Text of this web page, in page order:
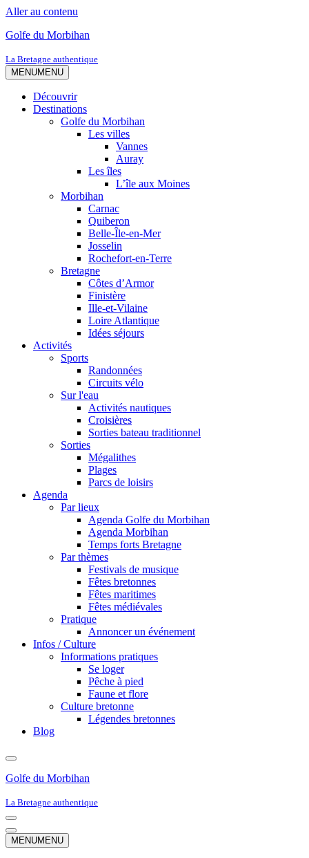
Aller au contenu
Golfe du Morbihan
La Bretagne authentique
MENUMENU
Découvrir
Destinations
Golfe du Morbihan
Les villes
Vannes
Auray
Les îles
L’île aux Moines
Morbihan
Carnac
Quiberon
Belle-Île-en-Mer
Josselin
Rochefort-en-Terre
Bretagne
Côtes d’Armor
Finistère
Ille-et-Vilaine
Loire Atlantique
Idées séjours
Activités
Sports
Randonnées
Circuits vélo
Sur l'eau
Activités nautiques
Croisières
Sorties bateau traditionnel
Sorties
Mégalithes
Plages
Parcs de loisirs
Agenda
Par lieux
Agenda Golfe du Morbihan
Agenda Morbihan
Temps forts Bretagne
Par thèmes
Festivals de musique
Fêtes bretonnes
Fêtes maritimes
Fêtes médiévales
Pratique
Annoncer un événement
Infos / Culture
Informations pratiques
Se loger
Pêche à pied
Faune et flore
Culture bretonne
Légendes bretonnes
Blog
Golfe du Morbihan
La Bretagne authentique
Menu
de
navigation
Menu
de
MENUMENU